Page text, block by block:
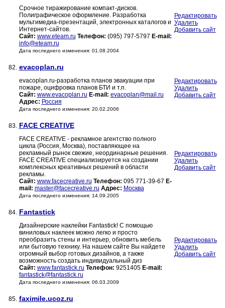
Срочное тиражирование компакт-дисков.
Полиграфическое оформление. Разработка
мультимедиа-презентаций, электронных каталогов и
Интернет-сайтов.
Сайт: www.eteam.ru Телефон: (095) 797-5797 E-mail:
info@eteam.ru
Дата последнего изменения: 01.08.2004
Редактировать
Удалить
Добавить сайт
82. evacoplan.ru
evacoplan.ru-разработка планов эвакуации при
пожаре, оцифровка планов БТИ и т.п.
Сайт: www.evacoplan.ru E-mail: evacoplan@mail.ru
Адрес: Россия
Дата последнего изменения: 20.02.2006
Редактировать
Удалить
Добавить сайт
83. FACE CREATIVE
FACE CREATIVE - рекламное агентство полного
цикла (Россия, Москва), поставляющее на
рекламный рынок свежие, неординарные решения.
FACE CREATIVE специализируется на создании
комплексных креативных решений в области
рекламы.
Сайт: www.facecreative.ru Телефон: 095 771-39-67 E-
mail: master@facecreative.ru Адрес: Москва
Дата последнего изменения: 14.09.2005
Редактировать
Удалить
Добавить сайт
84. Fantastick
Дизайнерские наклейки Fantastick! С помощью
виниловых наклеек можно легко и просто
преобразить стены и интерьер, обновить мебель
или бытовую технику. На нашем сайте Вы найдете
огромный выбор готовых дизайнов, а также
возможность создать индивидуальный диз
Сайт: www.fantastick.ru Телефон: 9251405 E-mail:
fantastick@fantastick.ru
Дата последнего изменения: 06.03.2009
Редактировать
Удалить
Добавить сайт
85. faximile.ucoz.ru